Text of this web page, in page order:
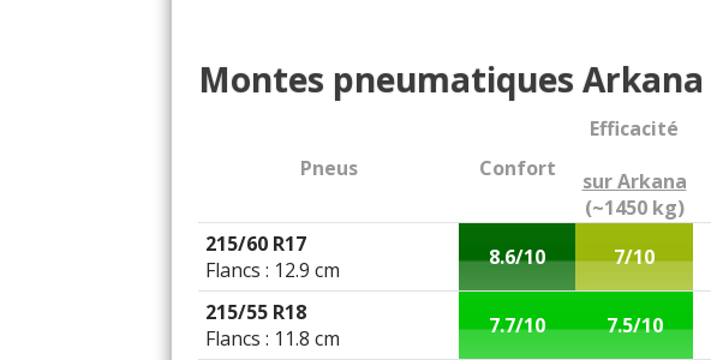
Montes pneumatiques Arkana
Pneus Confort
Efficacité
sur Arkana
(~1450 kg)
215/60 R17
Flancs : 12.9 cm
8.6/10 7/10
215/55 R18
Flancs : 11.8 cm
7.7/10 7.5/10